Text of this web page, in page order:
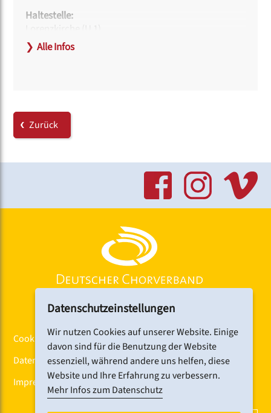
Haltestelle:
Lorenzkirche (U 1)
Hinweise zur Barrierefreiheit:
einen Aufzug.
Behindertengerechte Toiletten sind vorhanden.
❯ Alle Infos
Zurück
Cookiebanner
Datenschutz
Impressum
Datenschutzeinstellungen
Wir nutzen Cookies auf unserer Website. Einige
davon sind für die Benutzung der Website
essenziell, während andere uns helfen, diese
Website und Ihre Erfahrung zu verbessern.
Mehr Infos zum Datenschutz